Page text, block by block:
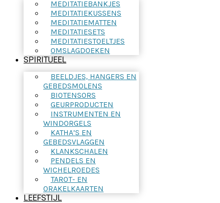
MEDITATIEBANKJES
MEDITATIEKUSSENS
MEDITATIEMATTEN
MEDITATIESETS
MEDITATIESTOELTJES
OMSLAGDOEKEN
SPIRITUEEL
BEELDJES, HANGERS EN
GEBEDSMOLENS
BIOTENSORS
GEURPRODUCTEN
INSTRUMENTEN EN
WINDORGELS
KATHA’S EN
GEBEDSVLAGGEN
KLANKSCHALEN
PENDELS EN
WICHELROEDES
TAROT- EN
ORAKELKAARTEN
LEEFSTIJL